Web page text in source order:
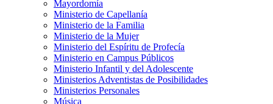
Mayordomía
Ministerio de Capellanía
Ministerio de la Familia
Ministerio de la Mujer
Ministerio del Espíritu de Profecía
Ministerio en Campus Públicos
Ministerio Infantil y del Adolescente
Ministerios Adventistas de Posibilidades
Ministerios Personales
Música